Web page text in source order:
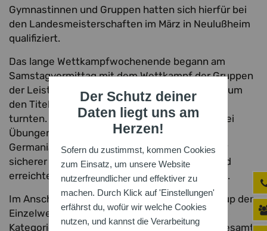
Der Schutz deiner
Daten liegt uns am
Herzen!
Sofern du zustimmst, kommen Cookies
zum Einsatz, um unsere Website
nutzerfreundlicher und effektiver zu
machen. Durch Klick auf 'Einstellungen'
erfährst du, wofür wir welche Cookies
nutzen, und kannst die Verarbeitung
Gymnastinnen und Gruppen hatten sich hierfür bei
den Landesmeisterschaften im März in Neulußheim
qualifiziert.
Das lange Wettkampfwochenende begann am
Samstagvormittag mit dem Wettkampf der Gruppen
der Leistungsklasse (Level A) 10–12 Jahre, die um
den Titel der Bundesnachwuchsmeisterschaft
turnten. Die Gruppen präsentierten jeweils zwei
Übungen mit fünf Bällen. Die Mädchen der TB
Germania Neulußheim verpassten trotz zweier
sicherer Durchgänge nur knapp das Podest und
erreichten einen herausragenden vierten Platz.
Im Anschluss folgte der Bundesnachwuchs-Cup der
Einzelwettkämpfe in der Altersklasse 11–12,
Kategorie Level B (Wettkampfklasse). Bei insgesamt